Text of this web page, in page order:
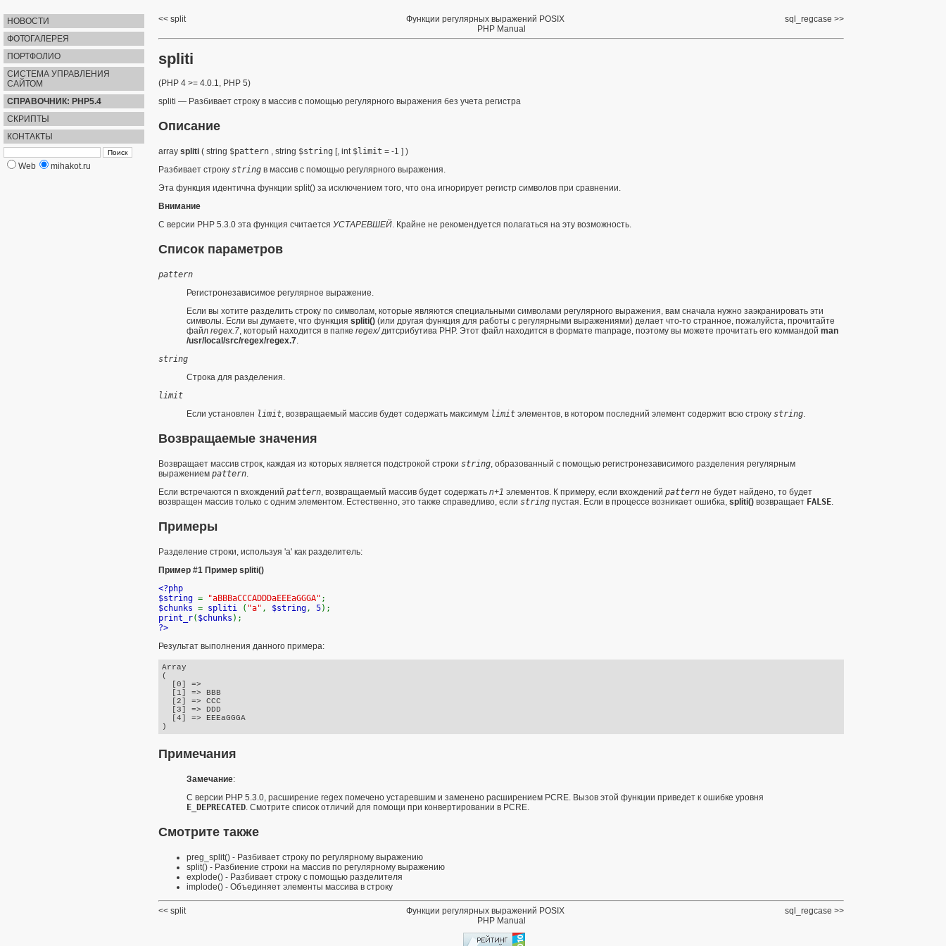
НОВОСТИ
ФОТОГАЛЕРЕЯ
ПОРТФОЛИО
СИСТЕМА УПРАВЛЕНИЯ
САЙТОМ
СПРАВОЧНИК: PHP5.4
СКРИПТЫ
КОНТАКТЫ
Web mihakot.ru
split sql_regcase
Функции регулярных выражений POSIX
PHP Manual
spliti
(PHP 4 >= 4.0.1, PHP 5)
spliti — Разбивает строку в массив с помощью регулярного выражения без учета регистра
Описание
array spliti ( string $pattern , string $string [, int $limit = -1 ] )
Разбивает строку string в массив с помощью регулярного выражения.
Эта функция идентична функции split() за исключением того, что она игнорирует регистр символов при сравнении.
Внимание
С версии PHP 5.3.0 эта функция считается УСТАРЕВШЕЙ. Крайне не рекомендуется полагаться на эту возможность.
Список параметров
pattern
Регистронезависимое регулярное выражение.
Если вы хотите разделить строку по символам, которые являются специальными символами регулярного выражения, вам сначала нужно заэкранировать эти
символы. Если вы думаете, что функция spliti() (или другая функция для работы с регулярными выражениями) делает что-то странное, пожалуйста, прочитайте
файл regex.7, который находится в папке regex/дитсрибутива PHP. Этот файл находится в формате manpage, поэтому вы можете прочитать его коммандой man
/usr/local/src/regex/regex.7.
string
Строка для разделения.
limit
Если установлен limit, возвращаемый массив будет содержать максимум limit элементов, в котором последний элемент содержит всю строку string.
Возвращаемые значения
Возвращает массив строк, каждая из которых является подстрокой строки string, образованный с помощью регистронезависимого разделения регулярным
выражением pattern.
Если встречаются n вхождений pattern, возвращаемый массив будет содержать n+1 элементов. К примеру, если вхождений pattern не будет найдено, то будет
возвращен массив только с одним элементом. Естественно, это также справедливо, если string пустая. Если в процессе возникает ошибка, spliti() возвращает FALSE.
Примеры
Разделение строки, используя 'a' как разделитель:
Пример #1 Пример spliti()
<?php
$string = "aBBBaCCCADDDaEEEaGGGA" ;
$chunks = spliti ( "a" , $string, 5);
print_r( $chunks );
?>
Результат выполнения данного примера:
Array
(
  [0] =>
  [1] => BBB
  [2] => CCC
  [3] => DDD
  [4] => EEEaGGGA
Примечания
Замечание:
С версии PHP 5.3.0, расширение regex помечено устаревшим и заменено расширением PCRE. Вызов этой функции приведет к ошибке уровня
E_DEPRECATED. Смотрите список отличий для помощи при конвертировании в PCRE.
Смотрите также
preg_split() - Разбивает строку по регулярному выражению
split() - Разбиение строки на массив по регулярному выражению
explode() - Разбивает строку с помощью разделителя
implode() - Объединяет элементы массива в строку
split sql_regcase
Функции регулярных выражений POSIX
PHP Manual